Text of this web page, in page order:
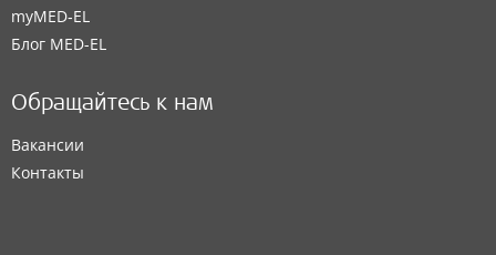
myMED‑EL
Блог MED-EL
Обращайтесь к нам
Вакансии
Контакты